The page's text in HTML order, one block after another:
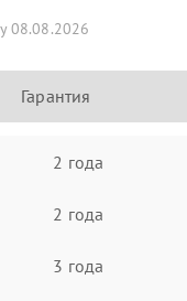
08.08.2026
Гарантия
2 года
2 года
3 года